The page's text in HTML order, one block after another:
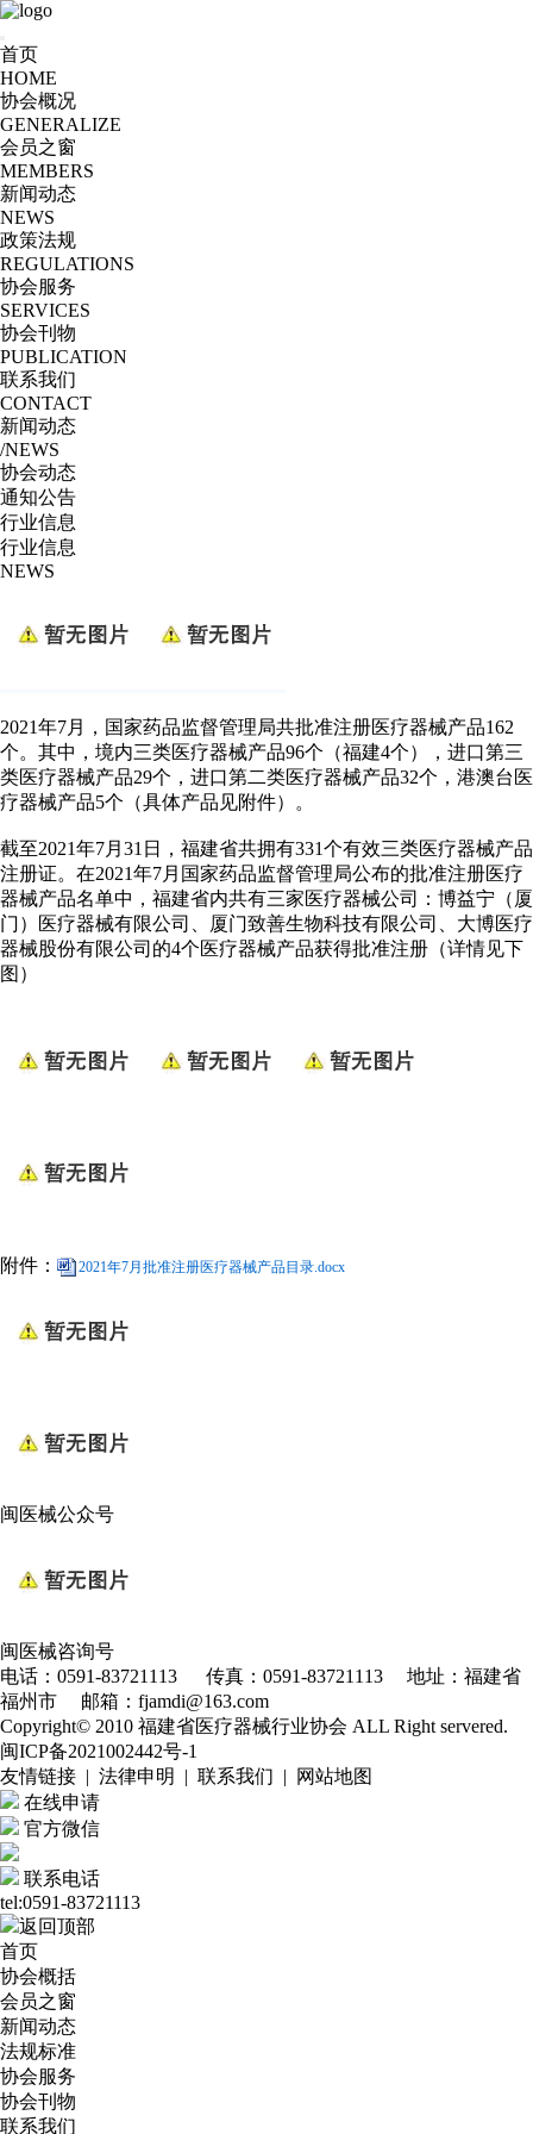
首页
HOME
协会概况
GENERALIZE
会员之窗
MEMBERS
新闻动态
NEWS
政策法规
REGULATIONS
协会服务
SERVICES
协会刊物
PUBLICATION
联系我们
CONTACT
新闻动态
/NEWS
协会动态
通知公告
行业信息
行业信息
NEWS
2021年7月，国家药品监督管理局共批准注册医疗器械产品162
个。其中，境内三类医疗器械产品96个（福建4个），进口第三
类医疗器械产品29个，进口第二类医疗器械产品32个，港澳台医
疗器械产品5个（具体产品见附件）。
截至2021年7月31日，福建省共拥有331个有效三类医疗器械产品
注册证。 在2021年7月国家药品监督管理局公布的批准注册医疗
器械产品名单中，福建省内共有三家医疗器械公司： 博益宁（厦
门）医疗器械有限公司、厦门致善生物科技有限公司、大博医疗
器械股份有限公司 的4个医疗器械产品获得批准注册（详情见下
图）
附件： 2021年7月批准注册医疗器械产品目录.docx
闽医械公众号
闽医械咨询号
电话：0591-83721113 传真：0591-83721113 地址：福建省
福州市 邮箱：fjamdi@163.com
Copyright© 2010 福建省医疗器械行业协会 ALL Right servered.
闽ICP备2021002442号-1
友情链接 | 法律申明 | 联系我们 | 网站地图
在线申请
官方微信
联系电话
tel:0591-83721113
返回顶部
首页
协会概括
会员之窗
新闻动态
法规标准
协会服务
协会刊物
联系我们